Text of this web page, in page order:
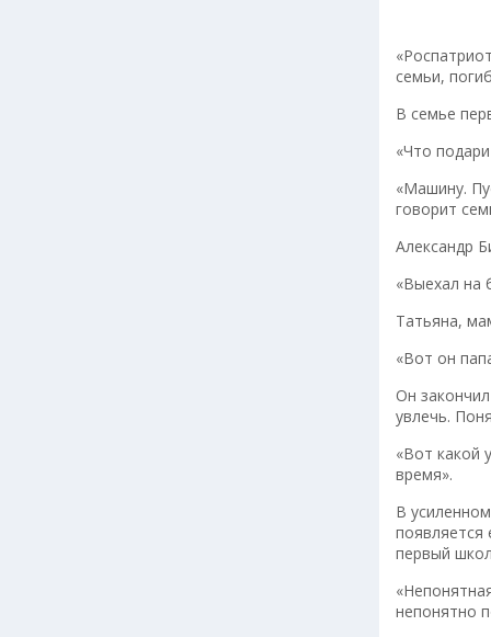
семьи,
В семье
«Что
«Машину.
говорит
Александр
«Выехал на
Татьяна,
«Вот он
Он
увлечь.
«Вот какой
время».
В
появляется
первый
непонятно